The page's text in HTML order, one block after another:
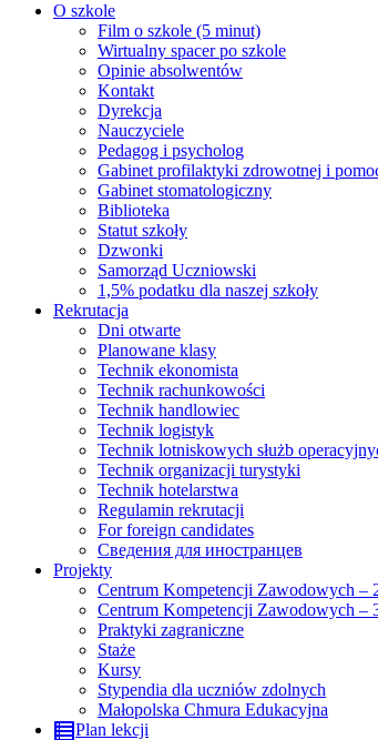
O szkole
Film o szkole (5 minut)
Wirtualny spacer po szkole
Opinie absolwentów
Kontakt
Dyrekcja
Nauczyciele
Pedagog i psycholog
Gabinet profilaktyki zdrowotnej i
Gabinet stomatologiczny
Biblioteka
Statut szkoły
Dzwonki
Samorząd Uczniowski
1,5% podatku dla naszej szkoły
Rekrutacja
Dni otwarte
Planowane klasy
Technik ekonomista
Technik rachunkowości
Technik handlowiec
Technik logistyk
Technik lotniskowych służb
Technik organizacji turystyki
Technik hotelarstwa
Regulamin rekrutacji
For foreign candidates
Сведения для иностранцев
Projekty
Centrum Kompetencji Zawodowych –
Centrum Kompetencji Zawodowych –
Praktyki zagraniczne
Staże
Kursy
Stypendia dla uczniów zdolnych
Małopolska Chmura Edukacyjna
Plan lekcji